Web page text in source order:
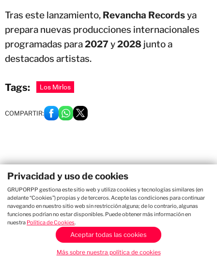
Tras este lanzamiento, Revancha Recordsya
prepara nuevas producciones internacionales
programadas para2027 y2028 junto a
destacados artistas.
Tags: Los Mirlos
COMPARTIR:
Privacidad y uso de cookies
GRUPORPP gestiona este sitio web y utiliza cookies y tecnologías similares (en
adelante “Cookies”) propias y de terceros. Acepte las condiciones para continuar
navegando en nuestro sitio web sin restricción alguna; de lo contrario, algunas
funciones podrían no estar disponibles. Puede obtener más información en
nuestra Política de Cookies.
Aceptar todas las cookies
Más sobre nuestra política de cookies